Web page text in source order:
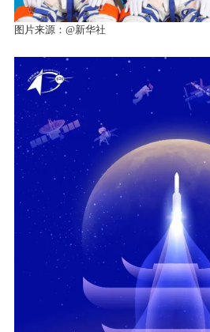
图片来源： @新华社